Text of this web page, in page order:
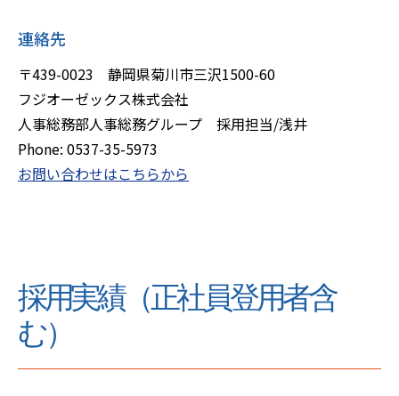
連絡先
〒439-0023 静岡県菊川市三沢1500-60
フジオーゼックス株式会社
人事総務部人事総務グループ 採用担当/浅井
Phone: 0537-35-5973
お問い合わせはこちらから
採用実績（正社員登用者含
む）